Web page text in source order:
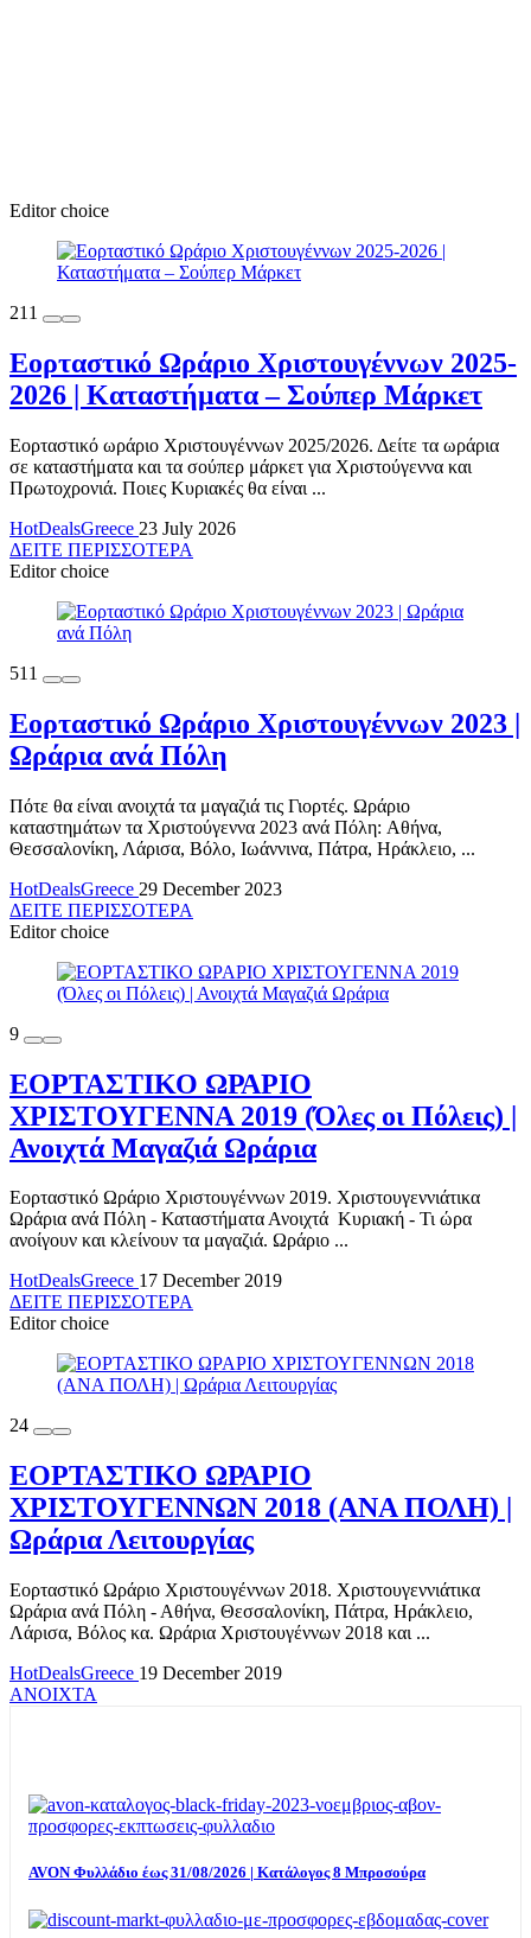
Editor choice
211
Εορταστικό Ωράριο Χριστουγέννων 2025-
2026 | Καταστήματα – Σούπερ Μάρκετ
Εορταστικό ωράριο Χριστουγέννων 2025/2026. Δείτε τα ωράρια
σε καταστήματα και τα σούπερ μάρκετ για Χριστούγεννα και
Πρωτοχρονιά. Ποιες Κυριακές θα είναι ...
HotDealsGreece 23 July 2026
ΔΕΙΤΕ ΠΕΡΙΣΣΟΤΕΡΑ
Editor choice
511
Εορταστικό Ωράριο Χριστουγέννων 2023 |
Ωράρια ανά Πόλη
Πότε θα είναι ανοιχτά τα μαγαζιά τις Γιορτές. Ωράριο
καταστημάτων τα Χριστούγεννα 2023 ανά Πόλη: Αθήνα,
Θεσσαλονίκη, Λάρισα, Βόλο, Ιωάννινα, Πάτρα, Ηράκλειο, ...
HotDealsGreece 29 December 2023
ΔΕΙΤΕ ΠΕΡΙΣΣΟΤΕΡΑ
Editor choice
9
ΕΟΡΤΑΣΤΙΚΟ ΩΡΑΡΙΟ
ΧΡΙΣΤΟΥΓΕΝΝΑ 2019 (Όλες οι Πόλεις) |
Ανοιχτά Μαγαζιά Ωράρια
Εορταστικό Ωράριο Χριστουγέννων 2019. Χριστουγεννιάτικα
Ωράρια ανά Πόλη - Καταστήματα Ανοιχτά Κυριακή - Τι ώρα
ανοίγουν και κλείνουν τα μαγαζιά. Ωράριο ...
HotDealsGreece 17 December 2019
ΔΕΙΤΕ ΠΕΡΙΣΣΟΤΕΡΑ
Editor choice
24
ΕΟΡΤΑΣΤΙΚΟ ΩΡΑΡΙΟ
ΧΡΙΣΤΟΥΓΕΝΝΩΝ 2018 (ΑΝΑ ΠΟΛΗ) |
Ωράρια Λειτουργίας
Εορταστικό Ωράριο Χριστουγέννων 2018. Χριστουγεννιάτικα
Ωράρια ανά Πόλη - Αθήνα, Θεσσαλονίκη, Πάτρα, Ηράκλειο,
Λάρισα, Βόλος κα. Ωράρια Χριστουγέννων 2018 και ...
HotDealsGreece 19 December 2019
ΑΝΟΙΧΤΑ
AVON Φυλλάδιο έως 31/08/2026 | Κατάλογος 8 Μπροσούρα